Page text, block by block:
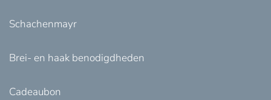
Schachenmayr
Brei- en haak benodigdheden
Cadeaubon